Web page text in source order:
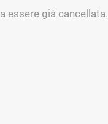
essere già cancellata.